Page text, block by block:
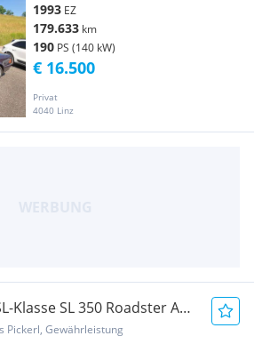
1993 EZ
179.633 km
190 PS (140 kW)
Privat
4040 Linz
€ 16.500
Klasse SL 350 Roadster Aut.
Pickerl, Gewährleistung